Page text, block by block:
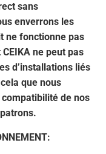
sans
enverrons les
ne fonctionne pas
ne peut pas
d’installations liés
que nous
de nos